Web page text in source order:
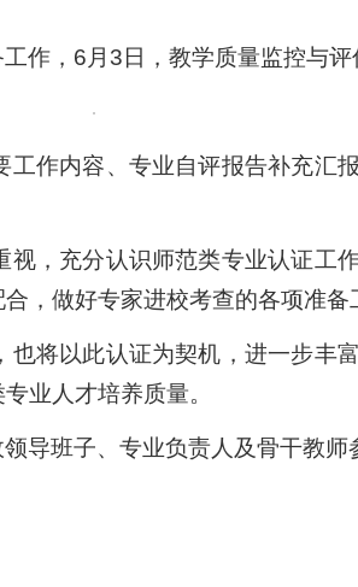
作，6月3日，教学质量监控与
作内容、专业自评报告补充汇
，充分认识师范类专业认证工
，做好专家进校考查的各项准备
将以此认证为契机，进一步丰
业人才培养质量。
导班子、专业负责人及骨干教师